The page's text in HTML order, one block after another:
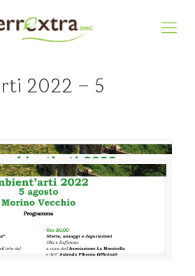
2022 – 5